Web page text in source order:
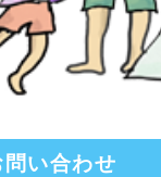
問い合わせ